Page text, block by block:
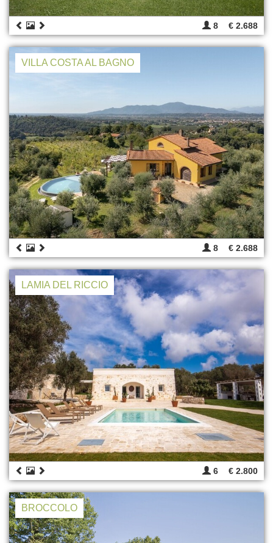
8 € 2.688
VILLA COSTA AL BAGNO
8 € 2.688
LAMIA DEL RICCIO
6 € 2.800
BROCCOLO